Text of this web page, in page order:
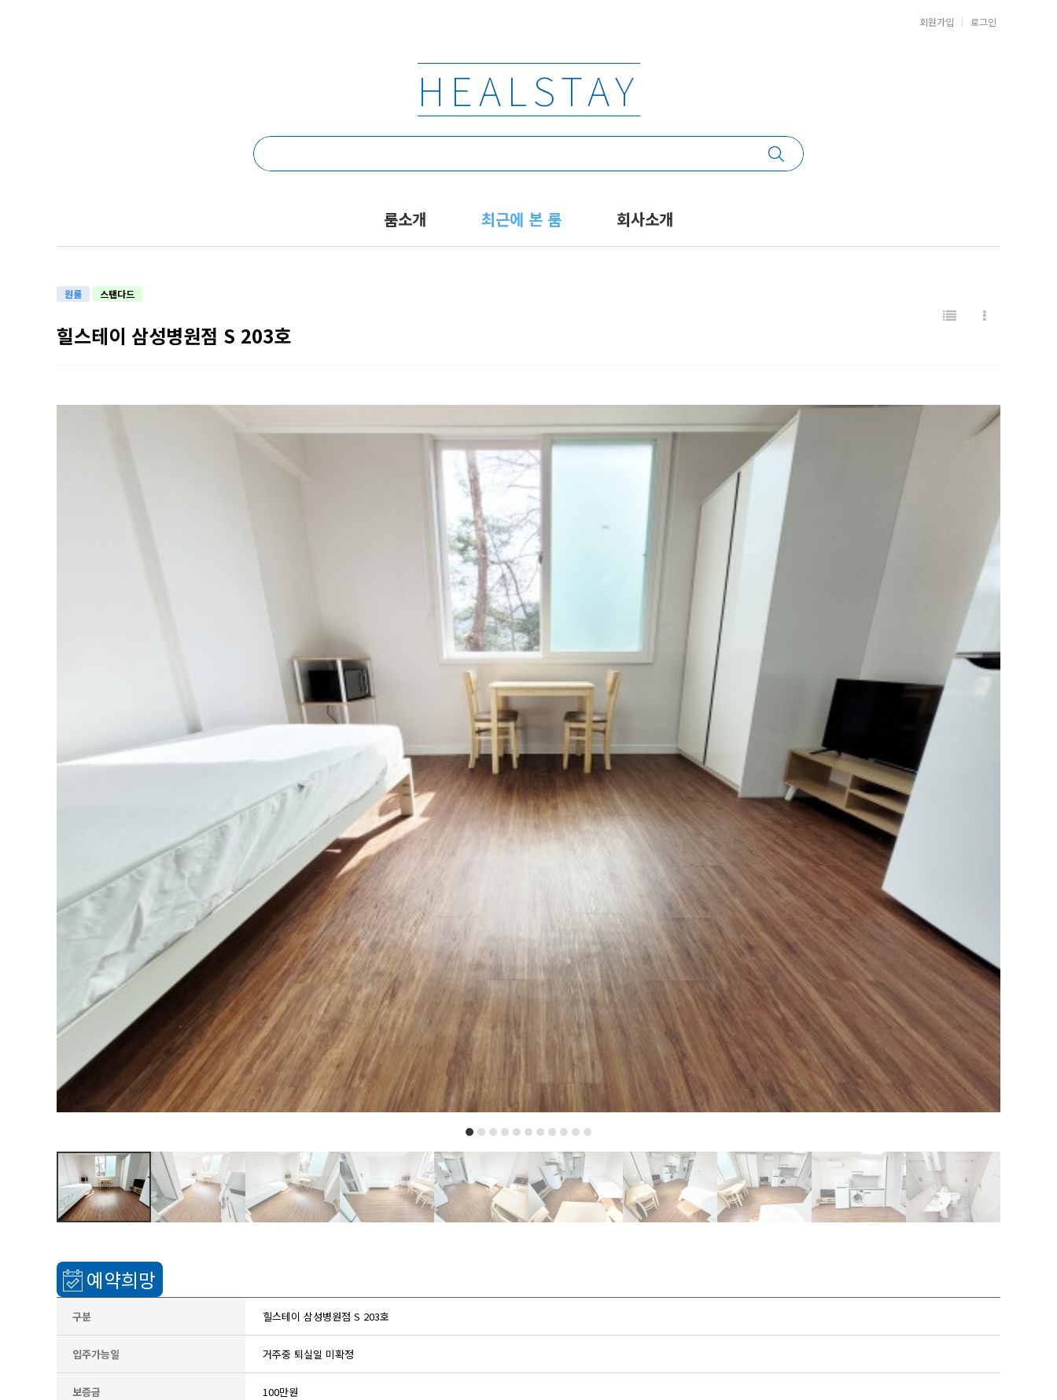
회원가입 로그인
HEALSTAY
룸소개 최근에 본 룸 회사소개
원룸 스탠다드
힐스테이 삼성병원점 S 203호
예약희망
구분 힐스테이 삼성병원점 S 203호
입주가능일 거주중 퇴실일 미확정
보증금 100만원